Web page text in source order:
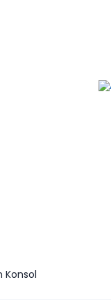
Konsol